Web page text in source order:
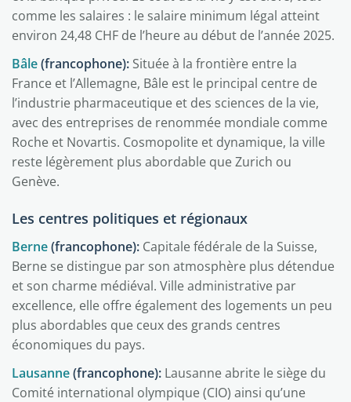
comme les salaires : le salaire minimum légal atteint
environ 24,48 CHF de l’heure au début de l’année 2025.
Bâle(francophone): Située à la frontière entre la
France et l’Allemagne, Bâle est le principal centre de
l’industrie pharmaceutique et des sciences de la vie,
avec des entreprises de renommée mondiale comme
Roche et Novartis. Cosmopolite et dynamique, la ville
reste légèrement plus abordable que Zurich ou
Genève.
Les centres politiques et régionaux
Berne(francophone): Capitale fédérale de la Suisse,
Berne se distingue par son atmosphère plus détendue
et son charme médiéval. Ville administrative par
excellence, elle offre également des logements un peu
plus abordables que ceux des grands centres
économiques du pays.
Lausanne(francophone): Lausanne abrite le siège du
Comité international olympique (CIO) ainsi qu’une